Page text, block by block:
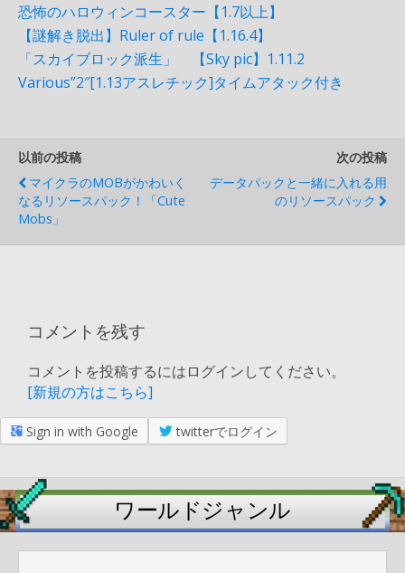
恐怖のハロウィンコースター【1.7以上】
【謎解き脱出】Ruler of rule【1.16.4】
「スカイブロック派生」 【Sky pic】1.11.2
Various”2″[1.13アスレチック]タイムアタック付き
以前の投稿
マイクラのMOBがかわいく
なるリソースパック！「Cute
Mobs」
次の投稿
データパックと一緒に入れる用
のリソースパック
コメントを残す
コメントを投稿するにはログインしてください。
[新規の方はこちら]
Sign in with Google twitterでログイン
ワールドジャンル